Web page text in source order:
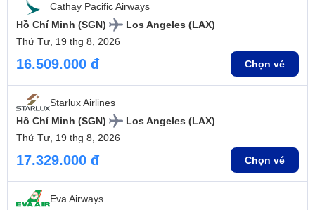
Cathay Pacific Airways
Hồ Chí Minh (SGN)
Los Angeles (LAX)
Thứ Tư, 19 thg 8, 2026
16.509.000 đ Chọn vé
Starlux Airlines
Hồ Chí Minh (SGN)
Los Angeles (LAX)
Thứ Tư, 19 thg 8, 2026
17.329.000 đ Chọn vé
Eva Airways